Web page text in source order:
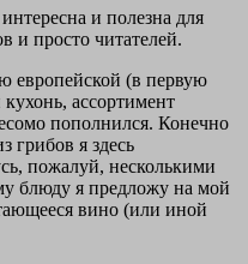
и полезна для
и просто читателей.
европейской (в первую
ассортимент
пополнился. Конечно
грибов я здесь
пожалуй, несколькими
блюду я предложу на мой
вино (или иной